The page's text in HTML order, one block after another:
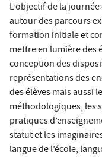
L’objectif de la
autour des parcours
formation initiale et
mettre en lumière des
conception des
représentations des
des élèves mais aussi
méthodologiques, les
pratiques
statut et les
langue de l’école,